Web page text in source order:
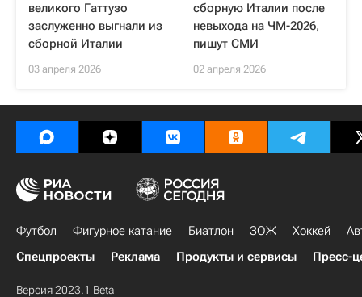
великого Гаттузо
заслуженно выгнали из
сборной Италии
03 апреля 2026
сборную Италии после
невыхода на ЧМ-2026,
пишут СМИ
02 апреля 2026
Футбол Фигурное катание Биатлон ЗОЖ Хоккей
Спецпроекты
Реклама Продукты и сервисы Пресс-
Версия 2023.1 Beta